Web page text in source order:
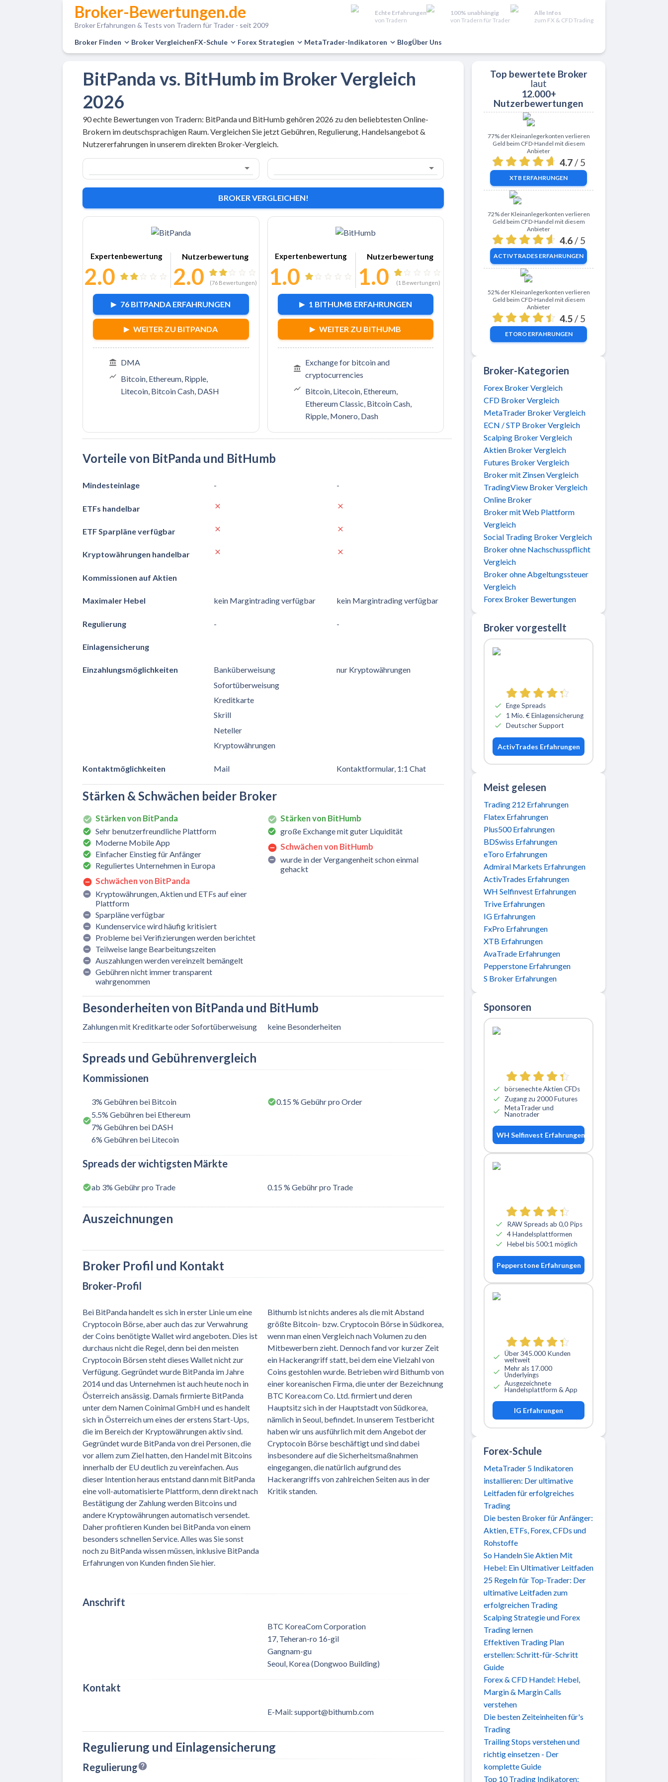
Broker-Bewertungen.de
Broker Erfahrungen & Tests von Tradern für Trader - seit 2009
Echte Erfahrungen
von Tradern
100% unabhängig
von Tradern für Trader
Alle Infos
zum FX & CFD Trading
Broker Finden Broker VergleichenFX-Schule Forex Strategien MetaTrader-Indikatoren BlogÜber Uns
BitPanda vs. BitHumb im Broker Vergleich
2026
90 echte Bewertungen von Tradern: BitPanda und BitHumb gehören 2026 zu den beliebtesten Online-
Brokern im deutschsprachigen Raum. Vergleichen Sie jetzt Gebühren, Regulierung, Handelsangebot &
Nutzererfahrungen in unserem direkten Broker-Vergleich.
BROKER VERGLEICHEN!
Zu BitPanda
Expertenbewertung
2.0
Nutzerbewertung
2.0 (76 Bewertungen)
76 BITPANDA ERFAHRUNGEN
WEITER ZU BITPANDA
DMA
Bitcoin, Ethereum, Ripple,
Litecoin, Bitcoin Cash, DASH
Zu BitHumb
Expertenbewertung
1.0
Nutzerbewertung
1.0 (1 Bewertungen)
1 BITHUMB ERFAHRUNGEN
WEITER ZU BITHUMB
Exchange for bitcoin and
cryptocurrencies
Bitcoin, Litecoin, Ethereum,
Ethereum Classic, Bitcoin Cash,
Ripple, Monero, Dash
Vorteile von BitPanda und BitHumb
Mindesteinlage - -
ETFs handelbar
ETF Sparpläne verfügbar
Kryptowährungen handelbar
Kommissionen auf Aktien
Maximaler Hebel kein Margintrading verfügbar kein Margintrading verfügbar
Regulierung - -
Einlagensicherung
Einzahlungsmöglichkeiten
Banküberweisung
Sofortüberweisung
Kreditkarte
Skrill
Neteller
Kryptowährungen
nur Kryptowährungen
Kontaktmöglichkeiten Mail Kontaktformular, 1:1 Chat
Stärken & Schwächen beider Broker
Stärken von BitPanda
Sehr benutzerfreundliche Plattform
Moderne Mobile App
Einfacher Einstieg für Anfänger
Reguliertes Unternehmen in Europa
Schwächen von BitPanda
Kryptowährungen, Aktien und ETFs auf einer
Plattform
Sparpläne verfügbar
Kundenservice wird häufig kritisiert
Probleme bei Verifizierungen werden berichtet
Teilweise lange Bearbeitungszeiten
Auszahlungen werden vereinzelt bemängelt
Gebühren nicht immer transparent
wahrgenommen
Stärken von BitHumb
große Exchange mit guter Liquidität
Schwächen von BitHumb
wurde in der Vergangenheit schon einmal
gehackt
Besonderheiten von BitPanda und BitHumb
Zahlungen mit Kreditkarte oder Sofortüberweisung keine Besonderheiten
Spreads und Gebührenvergleich
Kommissionen
3% Gebühren bei Bitcoin
5.5% Gebühren bei Ethereum
7% Gebühren bei DASH
6% Gebühren bei Litecoin
0.15 % Gebühr pro Order
Spreads der wichtigsten Märkte
ab 3% Gebühr pro Trade 0.15 % Gebühr pro Trade
Auszeichnungen
Broker Profil und Kontakt
Broker-Profil
Bei BitPanda handelt es sich in erster Linie um eine
Cryptocoin Börse, aber auch das zur Verwahrung
der Coins benötigte Wallet wird angeboten. Dies ist
durchaus nicht die Regel, denn bei den meisten
Cryptocoin Börsen steht dieses Wallet nicht zur
Verfügung. Gegründet wurde BitPanda im Jahre
2014 und das Unternehmen ist auch heute noch in
Österreich ansässig. Damals firmierte BitPanda
unter dem Namen Coinimal GmbH und es handelt
sich in Österreich um eines der erstens Start-Ups,
die im Bereich der Kryptowährungen aktiv sind.
Gegründet wurde BitPanda von drei Personen, die
vor allem zum Ziel hatten, den Handel mit Bitcoins
innerhalb der EU deutlich zu vereinfachen. Aus
dieser Intention heraus entstand dann mit BitPanda
eine voll-automatisierte Plattform, denn direkt nach
Bestätigung der Zahlung werden Bitcoins und
andere Kryptowährungen automatisch versendet.
Daher profitieren Kunden bei BitPanda von einem
besonders schnellen Service. Alles was Sie sonst
noch zu BitPanda wissen müssen, inklusive BitPanda
Erfahrungen von Kunden finden Sie hier.
Bithumb ist nichts anderes als die mit Abstand
größte Bitcoin- bzw. Cryptocoin Börse in Südkorea,
wenn man einen Vergleich nach Volumen zu den
Mitbewerbern zieht. Dennoch fand vor kurzer Zeit
ein Hackerangriff statt, bei dem eine Vielzahl von
Coins gestohlen wurde. Betrieben wird Bithumb von
einer koreanischen Firma, die unter der Bezeichnung
BTC Korea.com Co. Ltd. firmiert und deren
Hauptsitz sich in der Hauptstadt von Südkorea,
nämlich in Seoul, befindet. In unserem Testbericht
haben wir uns ausführlich mit dem Angebot der
Cryptocoin Börse beschäftigt und sind dabei
insbesondere auf die Sicherheitsmaßnahmen
eingegangen, die natürlich aufgrund des
Hackerangriffs von zahlreichen Seiten aus in der
Kritik standen.
Anschrift
BTC KoreaCom Corporation
17, Teheran-ro 16-gil
Gangnam-gu
Seoul, Korea (Dongwoo Building)
Kontakt
E-Mail: support@bithumb.com
Regulierung und Einlagensicherung
Regulierung
Top bewertete Broker
laut
12.000+
Nutzerbewertungen
Zu XTB
77% der Kleinanlegerkonten verlieren
Geld beim CFD-Handel mit diesem
Anbieter
4.7 / 5
XTB ERFAHRUNGEN
Zu ActivTrades
72% der Kleinanlegerkonten verlieren
Geld beim CFD-Handel mit diesem
Anbieter
4.6 / 5
ACTIVTRADES ERFAHRUNGEN
Zu eToro
52% der Kleinanlegerkonten verlieren
Geld beim CFD-Handel mit diesem
Anbieter
4.5 / 5
ETOROERFAHRUNGEN
Broker-Kategorien
Forex Broker Vergleich
CFD Broker Vergleich
MetaTrader Broker Vergleich
ECN / STP Broker Vergleich
Scalping Broker Vergleich
Aktien Broker Vergleich
Futures Broker Vergleich
Broker mit Zinsen Vergleich
TradingView Broker Vergleich
Online Broker
Broker mit Web Plattform
Vergleich
Social Trading Broker Vergleich
Broker ohne Nachschusspflicht
Vergleich
Broker ohne Abgeltungssteuer
Vergleich
Forex Broker Bewertungen
Broker vorgestellt
Enge Spreads
1 Mio. € Einlagensicherung
Deutscher Support
ActivTrades Erfahrungen
Meist gelesen
Trading 212 Erfahrungen
Flatex Erfahrungen
Plus500 Erfahrungen
BDSwiss Erfahrungen
eToro Erfahrungen
Admiral Markets Erfahrungen
ActivTrades Erfahrungen
WH Selfinvest Erfahrungen
Trive Erfahrungen
IG Erfahrungen
FxPro Erfahrungen
XTB Erfahrungen
AvaTrade Erfahrungen
Pepperstone Erfahrungen
S Broker Erfahrungen
Sponsoren
börsenechte Aktien CFDs
Zugang zu 2000 Futures
MetaTrader und
Nanotrader
WH Selfinvest Erfahrungen
RAW Spreads ab 0,0 Pips
4 Handelsplattformen
Hebel bis 500:1 möglich
Pepperstone Erfahrungen
Über 345.000 Kunden
weltweit
Mehr als 17.000
Underlyings
Ausgezeichnete
Handelsplattform & App
IG Erfahrungen
Forex-Schule
MetaTrader 5 Indikatoren
installieren: Der ultimative
Leitfaden für erfolgreiches
Trading
Die besten Broker für Anfänger:
Aktien, ETFs, Forex, CFDs und
Rohstoffe
So Handeln Sie Aktien Mit
Hebel: Ein Ultimativer Leitfaden
25 Regeln für Top-Trader: Der
ultimative Leitfaden zum
erfolgreichen Trading
Scalping Strategie und Forex
Trading lernen
Effektiven Trading Plan
erstellen: Schritt-für-Schritt
Guide
Forex & CFD Handel: Hebel,
Margin & Margin Calls
verstehen
Die besten Zeiteinheiten für's
Trading
Trailing Stops verstehen und
richtig einsetzen - Der
komplette Guide
Top 10 Trading Indikatoren: